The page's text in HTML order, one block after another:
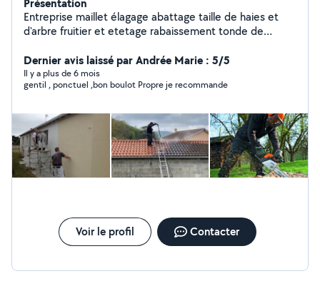
Entreprise maillet élagage abattage taille de haies et
d'arbre fruitier et etetage rabaissement tonde de
dangereux enlèvement de chenille processionnaire
traitement antimites toiture couverture traitement anti
mousse traitement de charpente netoyage haute
espaces vert
Dernier avis laissé par Andrée Marie : 5/5
Il y a plus de 6 mois
gentil , ponctuel ,bon boulot Propre je recommande
Voir le profil Contacter